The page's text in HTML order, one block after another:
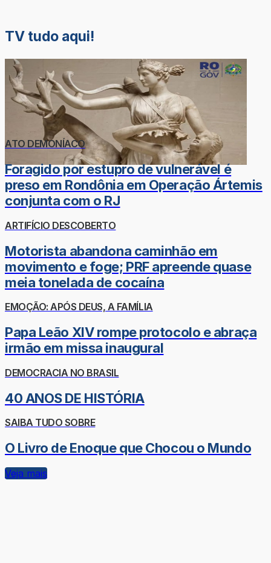
TV tudo aqui!
ATO DEMONÍACO
Foragido por estupro de vulnerável é
preso em Rondônia em Operação Ártemis
conjunta com o RJ
ARTIFÍCIO DESCOBERTO
Motorista abandona caminhão em
movimento e foge; PRF apreende quase
meia tonelada de cocaína
EMOÇÃO: APÓS DEUS, A FAMÍLIA
Papa Leão XIV rompe protocolo e abraça
irmão em missa inaugural
DEMOCRACIA NO BRASIL
40 ANOS DE HISTÓRIA
SAIBA TUDO SOBRE
O Livro de Enoque que Chocou o Mundo
Veja mais